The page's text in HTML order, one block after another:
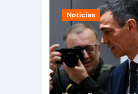
Noticias